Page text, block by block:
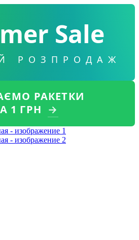
Sale
РОЗПРОДАЖ
РАКЕТКИ
1 ГРН →